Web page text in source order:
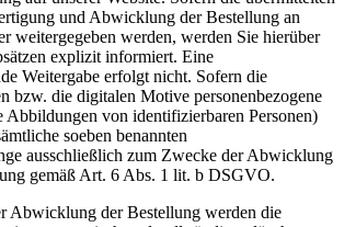
und Abwicklung der Bestellung an
weitergegeben werden, werden Sie hierüber
explizit informiert. Eine
Weitergabe erfolgt nicht. Sofern die
bzw. die digitalen Motive personenbezogene
Abbildungen von identifizierbaren Personen)
soeben benannten
ausschließlich zum Zwecke der Abwicklung
gemäß Art. 6 Abs. 1 lit. b DSGVO.
Abwicklung der Bestellung werden die